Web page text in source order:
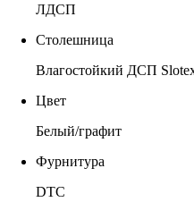
ЛДСП
Столешница
Влагостойкий ДСП
Цвет
Белый/графит
Фурнитура
DTC